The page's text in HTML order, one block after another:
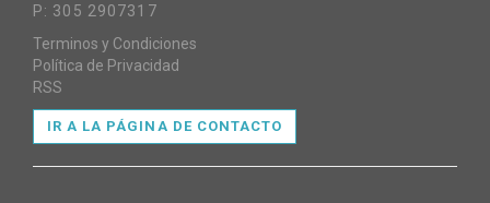
P: 305 2907317
Terminos y Condiciones
Política de Privacidad
RSS
IR A LA PÁGINA DE CONTACTO